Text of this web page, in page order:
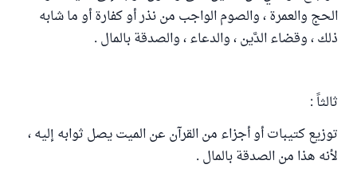
الحج والعمرة ، والصوم الواجب من نذر أو كفارة أو ما شابه
ذلك ، وقضاء الدَّين ، والدعاء ، والصدقة بالمال .
ثالثاً :
توزيع كتيبات أو أجزاء من القرآن عن الميت يصل ثوابه إليه ،
لأنه هذا من الصدقة بالمال .